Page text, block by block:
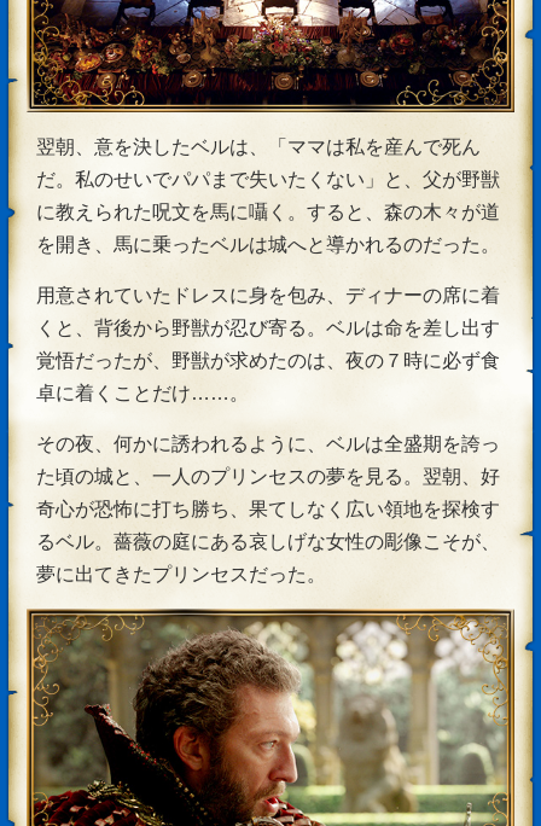
翌朝、意を決したベルは、「ママは私を産んで死ん
だ。私のせいでパパまで失いたくない」と、父が野獣
に教えられた呪文を馬に囁く。すると、森の木々が道
を開き、馬に乗ったベルは城へと導かれるのだった。
用意されていたドレスに身を包み、ディナーの席に着
くと、背後から野獣が忍び寄る。ベルは命を差し出す
覚悟だったが、野獣が求めたのは、夜の７時に必ず食
卓に着くことだけ……。
その夜、何かに誘われるように、ベルは全盛期を誇っ
た頃の城と、一人のプリンセスの夢を見る。翌朝、好
奇心が恐怖に打ち勝ち、果てしなく広い領地を探検す
るベル。薔薇の庭にある哀しげな女性の彫像こそが、
夢に出てきたプリンセスだった。